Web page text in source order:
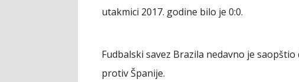
utakmici 2017. godine bilo je 0:0.
Fudbalski savez Brazila nedavno je
protiv Španije.